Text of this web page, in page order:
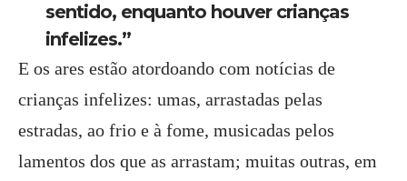
sentido, enquanto houver crianças
infelizes.”
E os ares estão atordoando com notícias de
crianças infelizes: umas, arrastadas pelas
estradas, ao frio e à fome, musicadas pelos
lamentos dos que as arrastam; muitas outras, em